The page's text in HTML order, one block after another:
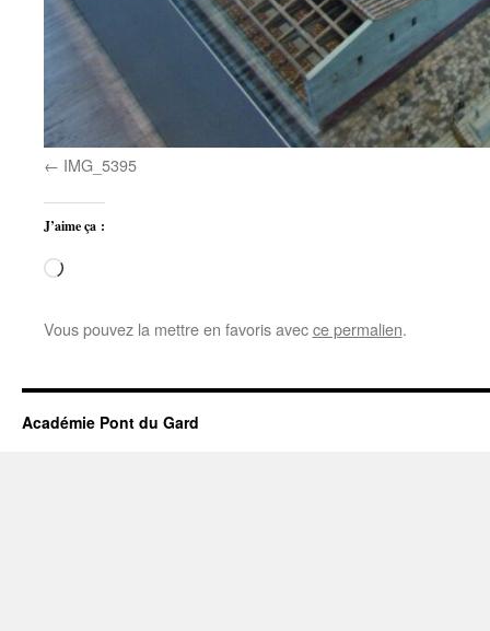
IMG_5395
J’aime ça :
Chargement…
Vous pouvez la mettre en favoris avecce permalien.
Académie Pont du Gard